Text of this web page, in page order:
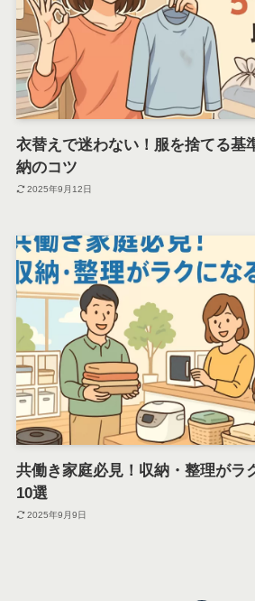
衣替えで迷わない！服を捨てる基
納のコツ
2025年9月12日
共働き家庭必見！収納・整理がラ
10選
2025年9月9日